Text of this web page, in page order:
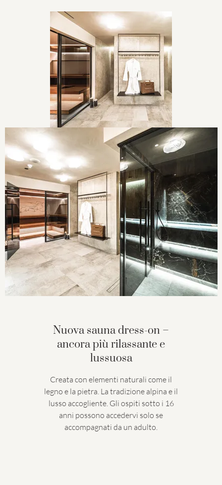
Nuova sauna dress-on –
ancora più rilassante e
lussuosa
Creata con elementi naturali come il
legno e la pietra. La tradizione alpina e il
lusso accogliente. Gli ospiti sotto i 16
anni possono accedervi solo se
accompagnati da un adulto.